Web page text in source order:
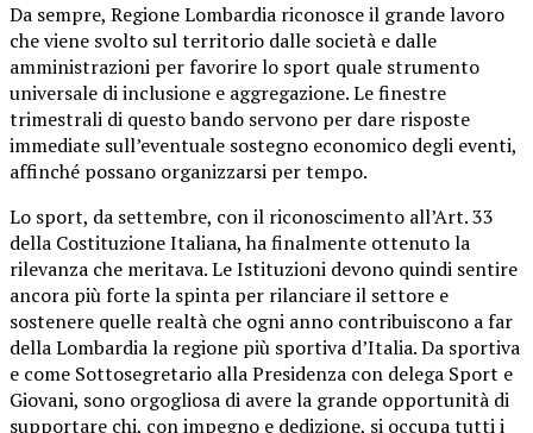
Da sempre, Regione Lombardia riconosce il grande lavoro
che viene svolto sul territorio dalle società e dalle
amministrazioni per favorire lo sport quale strumento
universale di inclusione e aggregazione. Le finestre
trimestrali di questo bando servono per dare risposte
immediate sull’eventuale sostegno economico degli eventi,
affinché possano organizzarsi per tempo.
Lo sport, da settembre, con il riconoscimento all’Art. 33
della Costituzione Italiana, ha finalmente ottenuto la
rilevanza che meritava. Le Istituzioni devono quindi sentire
ancora più forte la spinta per rilanciare il settore e
sostenere quelle realtà che ogni anno contribuiscono a far
della Lombardia la regione più sportiva d’Italia. Da sportiva
e come Sottosegretario alla Presidenza con delega Sport e
Giovani, sono orgogliosa di avere la grande opportunità di
supportare chi, con impegno e dedizione, si occupa tutti i